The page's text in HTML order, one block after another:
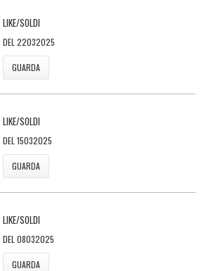
LIKE/SOLDI
DEL 22032025
GUARDA
LIKE/SOLDI
DEL 15032025
GUARDA
LIKE/SOLDI
DEL 08032025
GUARDA